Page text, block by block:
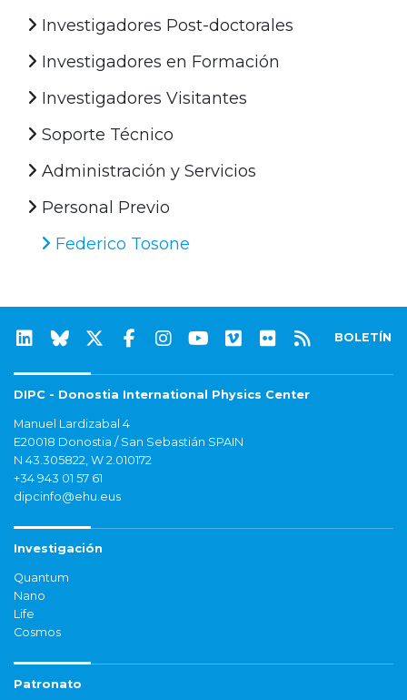
Investigadores Post-doctorales
Investigadores en Formación
Investigadores Visitantes
Soporte Técnico
Administración y Servicios
Personal Previo
Federico Tosone
BOLETÍN
DIPC - Donostia International Physics Center
Manuel Lardizabal 4
E20018 Donostia / San Sebastián SPAIN
N 43.305822, W 2.010172
+34 943 01 57 61
dipcinfo@ehu.eus
Investigación
Quantum
Nano
Life
Cosmos
Patronato